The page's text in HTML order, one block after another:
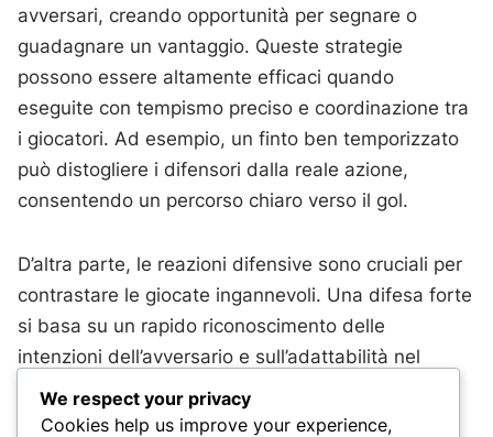
avversari, creando opportunità per segnare o
guadagnare un vantaggio. Queste strategie
possono essere altamente efficaci quando
eseguite con tempismo preciso e coordinazione tra
i giocatori. Ad esempio, un finto ben temporizzato
può distogliere i difensori dalla reale azione,
consentendo un percorso chiaro verso il gol.
D’altra parte, le reazioni difensive sono cruciali per
contrastare le giocate ingannevoli. Una difesa forte
si basa su un rapido riconoscimento delle
intenzioni dell’avversario e sull’adattabilità nel
posizionamento. Le squadre che possono
anticipare e rispondere a mosse ingannevoli si
We respect your privacy
Cookies help us improve your experience,